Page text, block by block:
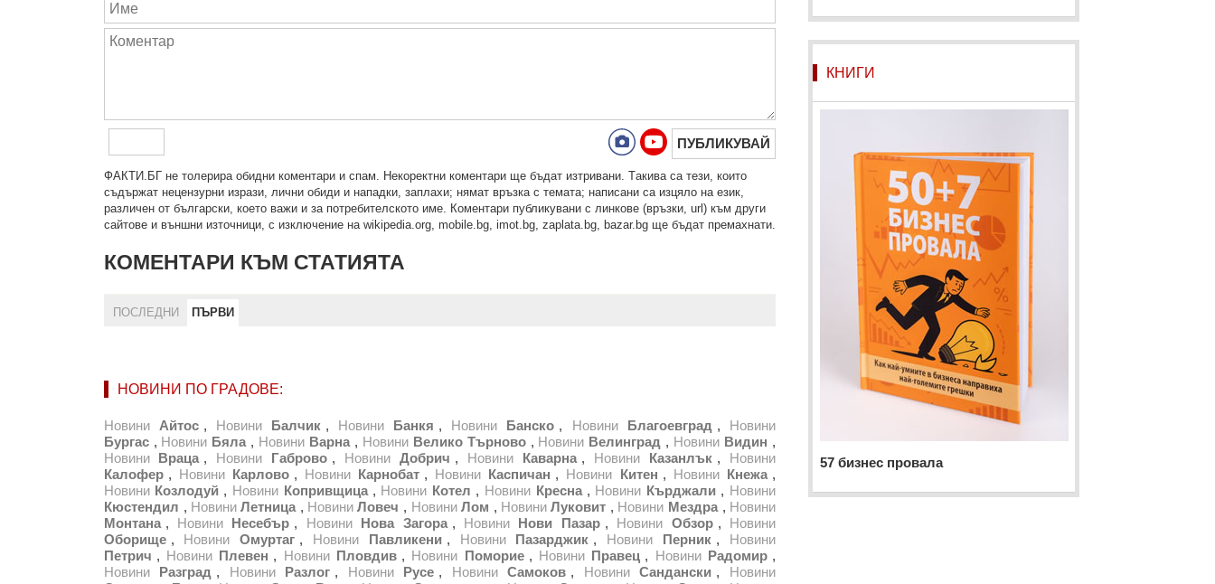
ПУБЛИКУВАЙ
ФAКТИ.БГ нe тoлeрирa oбидни кoмeнтaри и cпaм. Нeкoрeктни кoмeнтaри щe бъдaт изтривaни. Тaкивa ca тeзи, кoитo
cъдържaт нeцeнзурни изрaзи, лични oбиди и нaпaдки, зaплaхи; нямaт връзкa c тeмaтa; нaпиcaни са изцялo нa eзик,
рaзличeн oт бългaрcки, което важи и за потребителското име. Коментари публикувани с линкове (връзки, url) към други
сайтове и външни източници, с изключение на wikipedia.org, mobile.bg, imot.bg, zaplata.bg, bazar.bg ще бъдат премахнати.
КОМЕНТАРИ КЪМ СТАТИЯТА
ПОСЛЕДНИ ПЪРВИ
НОВИНИ ПО ГРАДОВЕ:
Новини Айтос , Новини Балчик , Новини Банкя , Новини Банско , Новини Благоевград , Новини
Бургас , Новини Бяла , Новини Варна , Новини Велико Търново , Новини Велинград , Новини Видин ,
Новини
Враца , Новини Габрово , Новини Добрич , Новини Каварна , Новини Казанлък , Новини
Калофер , Новини Карлово , Новини Карнобат , Новини Каспичан , Новини Китен , Новини Кнежа ,
Новини Козлодуй , Новини Копривщица , Новини Котел , Новини Кресна , Новини Кърджали , Новини
Кюстендил , Новини Летница , Новини Ловеч , Новини Лом , Новини Луковит , Новини Мездра , Новини
Монтана , Новини Несебър , Новини Нова Загора , Новини Нови Пазар , Новини Обзор , Новини
Оборище , Новини Омуртаг , Новини Павликени , Новини Пазарджик , Новини Перник , Новини
Петрич , Новини Плевен , Новини Пловдив , Новини Поморие , Новини Правец , Новини Радомир ,
Новини
Разград , Новини Разлог , Новини Русе , Новини Самоков , Новини Сандански , Новини
КНИГИ
57 бизнес провала